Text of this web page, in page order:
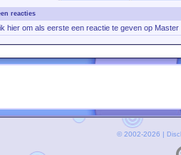
reacties
hier om als eerste een reactie te geven op Master
© 2002-2026 |